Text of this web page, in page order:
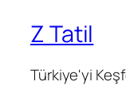
Z Tatil
Türkiye'yi